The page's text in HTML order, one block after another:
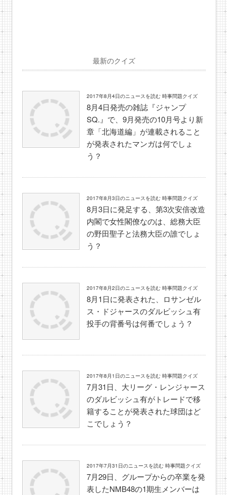
最新のクイズ
2017年8月4日のニュースを読む 時事問題クイズ
8月4日発売の雑誌『ジャンプ
SQ.』で、9月発売の10月号より新
章「北海道編」が連載されること
が発表されたマンガは何でしょ
う？
2017年8月3日のニュースを読む 時事問題クイズ
8月3日に発足する、第3次安倍改造
内閣で女性閣僚なのは、総務大臣
の野田聖子と法務大臣の誰でしょ
う？
2017年8月2日のニュースを読む 時事問題クイズ
8月1日に発表された、ロサンゼル
ス・ドジャースのダルビッシュ有
投手の背番号は何番でしょう？
2017年8月1日のニュースを読む 時事問題クイズ
7月31日、大リーグ・レンジャース
のダルビッシュ有がトレードで移
籍することが発表された球団はど
こでしょう？
2017年7月31日のニュースを読む 時事問題クイズ
7月29日、グループからの卒業を発
表したNMB48の1期生メンバーは